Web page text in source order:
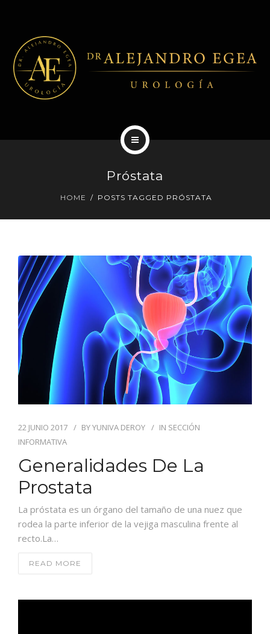
TRATAMIENTOS
NOTICIAS
CENTROS
NOTICIAS
CENTROS
Próstata
HOME POSTS TAGGED PRÓSTATA
22 JUNIO 2017 BYYUNIVA DEROY IN SECCIÓN
INFORMATIVA
Generalidades De La
Prostata
La próstata es un órgano del tamaño de una nuez que
rodea la parte inferior de la vejiga masculina frente al
recto.La…
READ MORE